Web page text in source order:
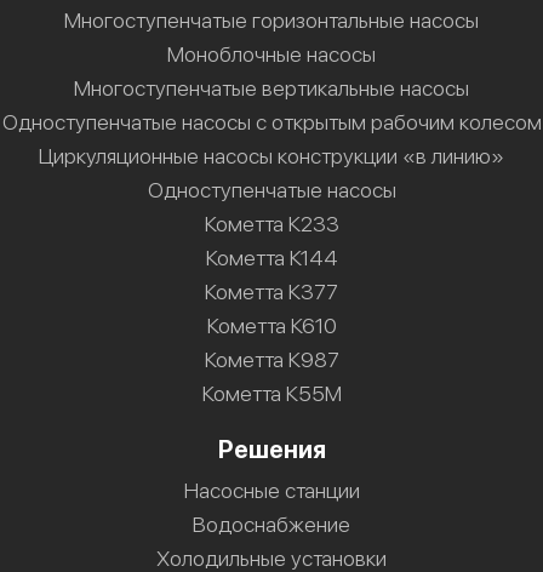
Многоступенчатые горизонтальные насосы
Моноблочные насосы
Многоступенчатые вертикальные насосы
Одноступенчатые насосы с открытым рабочим колесом
Циркуляционные насосы конструкции «в линию»
Одноступенчатые насосы
Кометта К233
Кометта К144
Кометта К377
Кометта К610
Кометта К987
Кометта К55М
Решения
Насосные станции
Водоснабжение
Холодильные установки